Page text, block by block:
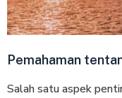
Pemahaman
Salah satu aspek